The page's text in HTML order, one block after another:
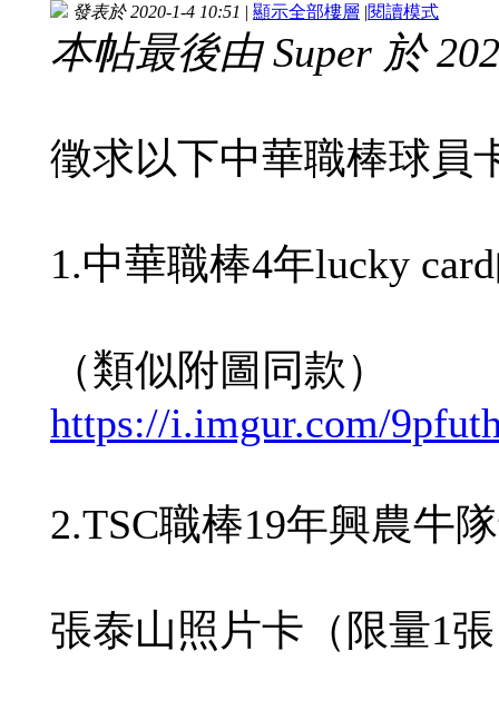
發表於 2020-1-4 10:51 | 顯示全部樓層 |閱讀模式
本帖最後由 Super 於
徵求以下中華職棒球員
1.中華職棒4年lucky
（類似附圖同款）
https://i.imgur.com/
2.TSC職棒19年興農牛
張泰山照片卡（限量1